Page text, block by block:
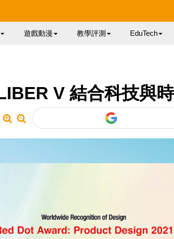
遊戲動漫 教學評測 EduTech
V 結合科技與